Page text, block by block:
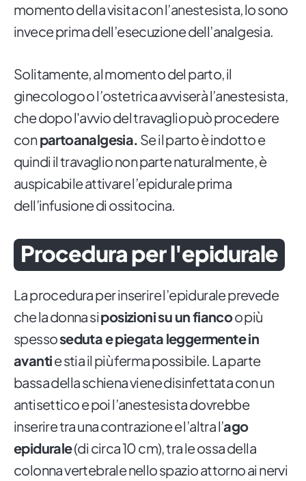
momento della visita con l’anestesista, lo sono
invece prima dell’esecuzione dell’analgesia.
Solitamente, al momento del parto, il
ginecologo o l’ostetrica avviserà l’anestesista,
che dopo l'avvio del travaglio può procedere
conpartoanalgesia. Se il parto è indotto e
quindi il travaglio non parte naturalmente, è
auspicabile attivare l’epidurale prima
dell’infusione di ossitocina.
Procedura per l'epidurale
La procedura per inserire l’epidurale prevede
che la donna siposizioni su un fiancoo più
spessoseduta e piegata leggermente in
avantie stia il più ferma possibile. La parte
bassa della schiena viene disinfettata con un
antisettico e poi l’anestesista dovrebbe
inserire tra una contrazione e l’altra l’ago
epidurale(di circa 10 cm), tra le ossa della
colonna vertebrale nello spazio attorno ai nervi